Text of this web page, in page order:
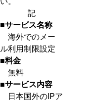
記
■サービス名称
海外でのメー
ル利用制限設定
■料金
無料
■サービス内容
日本国外のIPア